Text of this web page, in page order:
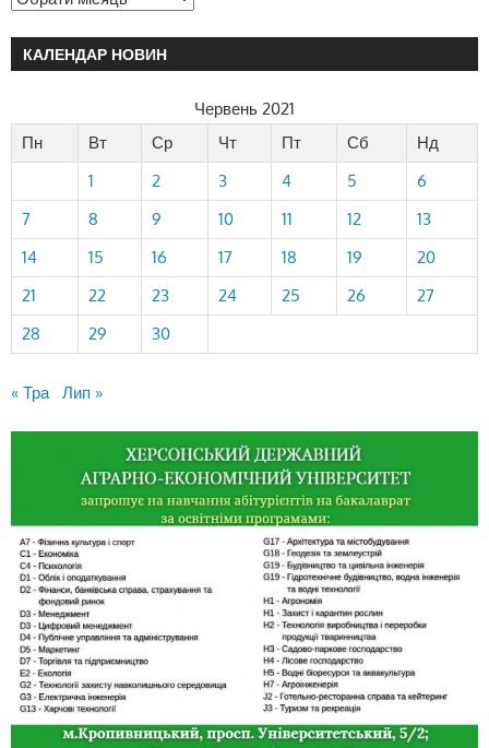
КАЛЕНДАР НОВИН
Червень 2021
Пн
Вт Ср Чт Пт Сб
Нд
1
2 3 4 5
6
7
8 9 10 11 12
13
14
15 16 17 18 19
20
21
22 23 24 25 26
27
28
29 30
« Тра Лип »